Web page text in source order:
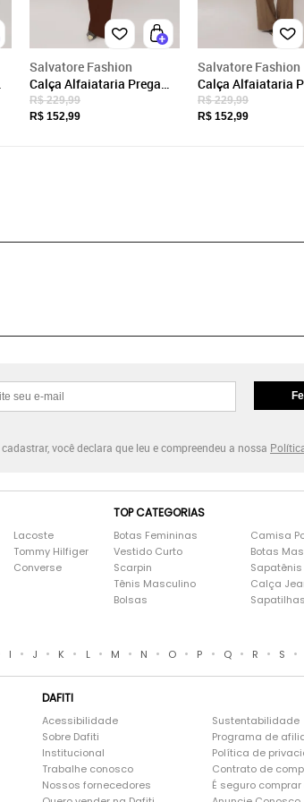
Salvatore Fashion
Calça Alfaiataria Prega
Frontal Salvatore Marrom
R$ 229,99
R$ 152,99
Salvatore Fashion
Calça Alfaiataria
Frontal Salvatore
R$ 229,99
R$ 152,99
você declara que leu e compreendeu a nossa
Lacoste
Tommy Hilfiger
Converse
TOP CATEGORIAS
Botas Femininas
Vestido Curto
Scarpin
Tênis Masculino
Bolsas
Camisa
Botas
Sapatênis
Calça
Sapatilhas
I • J • K • L • M • N • O • P • Q • R • S •
DAFITI
Acessibilidade
Sobre Dafiti
Institucional
Trabalhe conosco
Nossos fornecedores
Sustentabilidade
Programa de
Política de
Contrato de
É seguro